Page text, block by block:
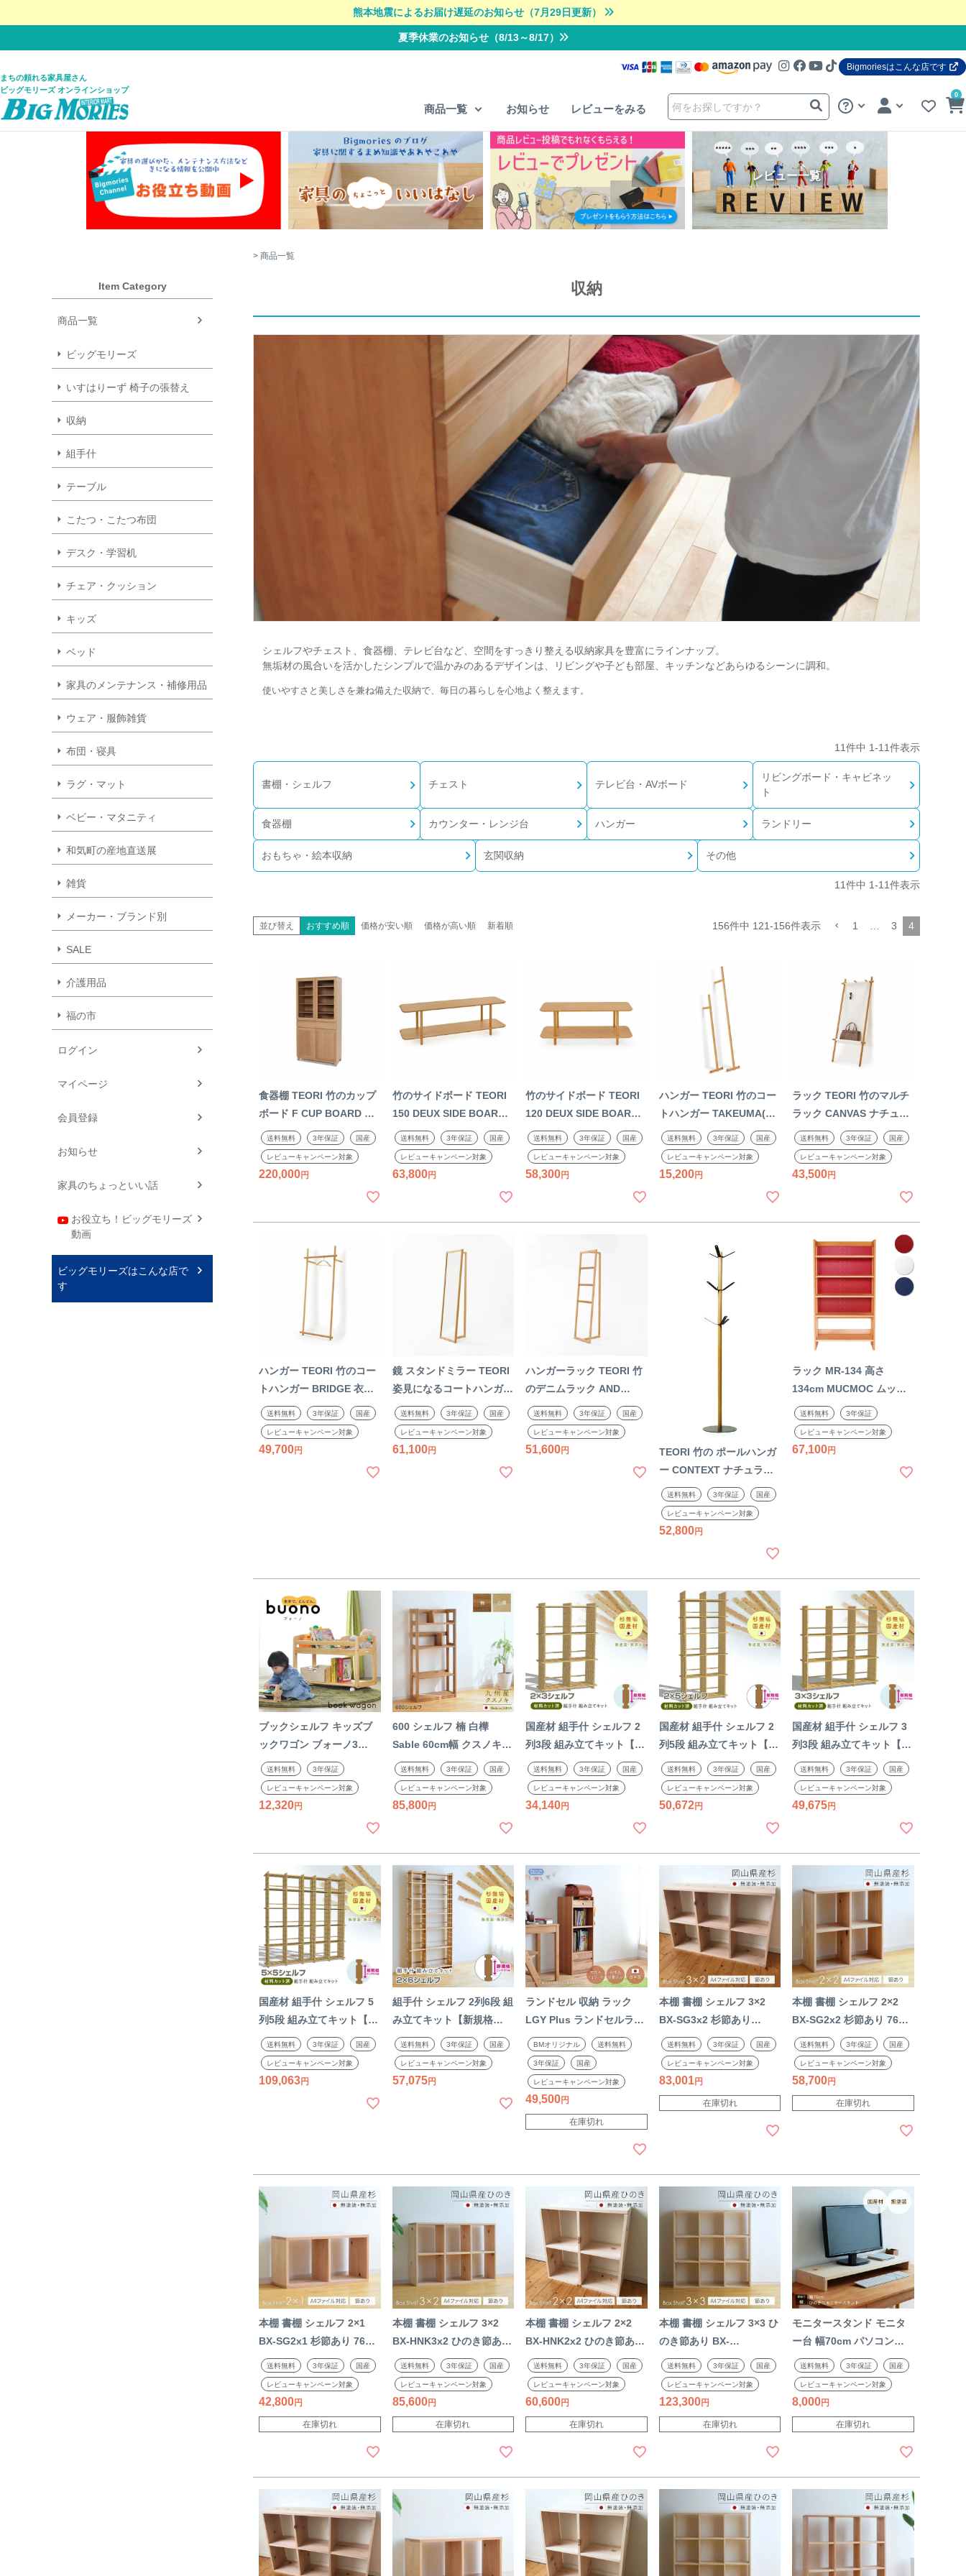
熊本地震によるお届け遅延のお知らせ（7月29日更新）
夏季休業のお知らせ（8/13～8/17）
Bigmoriesはこんな店です
まちの頼れる家具屋さん
ビッグモリーズ オンラインショップ
商品一覧 お知らせ レビューをみる
0
レビュー一覧
Item Category
商品一覧
ビッグモリーズ
いすはりーず 椅子の張替え
収納
組手什
テーブル
こたつ・こたつ布団
デスク・学習机
チェア・クッション
キッズ
ベッド
家具のメンテナンス・補修用品
ウェア・服飾雑貨
布団・寝具
ラグ・マット
ベビー・マタニティ
和気町の産地直送展
雑貨
メーカー・ブランド別
SALE
介護用品
福の市
ログイン
マイページ
会員登録
お知らせ
家具のちょっといい話
お役立ち！ビッグモリーズ
動画
ビッグモリーズはこんな店で
す
商品一覧
収納
シェルフやチェスト、食器棚、テレビ台など、空間をすっきり整える収納家具を豊富にラインナップ。
無垢材の風合いを活かしたシンプルで温かみのあるデザインは、リビングや子ども部屋、キッチンなどあらゆるシーンに調和。
使いやすさと美しさを兼ね備えた収納で、毎日の暮らしを心地よく整えます。
11件中 1-11件表示
書棚・シェルフ チェスト テレビ台・AVボード
リビングボード・キャビネッ
ト
食器棚 カウンター・レンジ台 ハンガー ランドリー
おもちゃ・絵本収納 玄関収納 その他
11件中 1-11件表示
並び替え おすすめ順 価格が安い順 価格が高い順 新着順 156件中 121-156件表示 1 3 4
食器棚 TEORI 竹のカップ
ボード F CUP BOARD ハ
イタイプ ダイニングボー
ド シンプル 天然木 木目
木製 ナチュラル テオリ 国
送料無料 3年保証 国産
レビューキャンペーン対象
220,000
竹のサイドボード TEORI
150 DEUX SIDE BOARD
シンプル 天然木 木目 木製
ナチュラル テオリ 国産 日
本製
送料無料 3年保証 国産
レビューキャンペーン対象
63,800
竹のサイドボード TEORI
120 DEUX SIDE BOARD
シンプル 天然木 木目 木製
ナチュラル テオリ 国産 日
本製
送料無料 3年保証 国産
レビューキャンペーン対象
58,300
ハンガー TEORI 竹のコー
トハンガー TAKEUMA(S)
ナチュラル オイル仕上げ
木製 竹製 天然木 国産 日
本製
送料無料 3年保証 国産
レビューキャンペーン対象
15,200
ラック TEORI 竹のマルチ
ラック CANVAS ナチュラ
ル オイル仕上げ 木製 竹製
天然木 国産 日本製
送料無料 3年保証 国産
レビューキャンペーン対象
43,500
ハンガー TEORI 竹のコー
トハンガー BRIDGE 衣文
かけ えもんかけ ナチュラ
ル オイル仕上げ 木製 竹製
天然木 国産 日本製
送料無料 3年保証 国産
レビューキャンペーン対象
49,700
鏡 スタンドミラー TEORI
姿見になるコートハンガー
AND MIRROR ナチュラル
オイル仕上げ 木製 竹製 天
然木 姿見 国産 日本製
送料無料 3年保証 国産
レビューキャンペーン対象
61,100
ハンガーラック TEORI 竹
のデニムラック AND
LADDER ナチュラル オイ
ル仕上げ 木製 竹製 天然木
デニム掛け コートハンガ
送料無料 3年保証 国産
レビューキャンペーン対象
51,600
TEORI 竹の ポールハンガ
ー CONTEXT ナチュラル
オイル仕上げ 木製 竹製 天
然木 コートハンガー エン
トランス国産 日本製
送料無料 3年保証 国産
レビューキャンペーン対象
52,800
ラック MR-134 高さ
134cm MUCMOC ムック
モックレッド ブルー ホワ
イト 書棚 本棚 ブックシェ
ルフ オープンラック 日本
送料無料 3年保証
レビューキャンペーン対象
67,100
ブックシェルフ キッズブ
ックワゴン ブォーノ3
yamatoya認定店 トイラッ
ク おもちゃ収納 本棚 絵本
ラック コンパクト 天然木
送料無料 3年保証
レビューキャンペーン対象
12,320
600 シェルフ 楠 白樺
Sable 60cm幅 クスノキ
天然木 幅60cm オイル仕
上げ 本棚 書棚 オープタイ
プ 木製 日本製 国産 国産
送料無料 3年保証 国産
レビューキャンペーン対象
85,800
国産材 組手什 シェルフ 2
列3段 組み立てキット【新
規格85mmピッチ】幅
90cm DIY 無垢材 杉 本棚
シェルフ ラック 収納 棚
み 日本製 親子で くでじゅ
う セット 2306SS
送料無料 3年保証 国産
レビューキャンペーン対象
34,140
国産材 組手什 シェルフ 2
列5段 組み立てキット【新
規格85mmピッチ】幅
90cm DIY 無垢材 杉 本棚
シェルフ ラック 収納 棚
み 親子で くでじゅう セッ
ト 2306SS
送料無料 3年保証 国産
レビューキャンペーン対象
50,672
国産材 組手什 シェルフ 3
列3段 組み立てキット【新
規格85mmピッチ】幅
130cm DIY 無垢材 杉 本棚
シェルフ ラック 収納 棚
夏休み 親子で くでじゅう
2306SS
送料無料 3年保証 国産
レビューキャンペーン対象
49,675
国産材 組手什 シェルフ 5
列5段 組み立てキット【新
規格85mmピッチ】幅
200cm DIY 無垢材 杉 本棚
シェルフ ラック 収納 棚
み 親子で くでじゅう セッ
送料無料 3年保証 国産
レビューキャンペーン対象
109,063
組手什 シェルフ 2列6段 組
み立てキット【新規格
85mmピッチ】幅100cm
DIY 無垢材 杉 本棚 ブック
シェルフ ラック 収納 棚
夏休み 日本製 親子で くで
送料無料 3年保証 国産
レビューキャンペーン対象
57,075
ランドセル 収納 ラック
LGY Plus ランドセルラッ
ク 完成品 スリム 天然木
木製 アルダー材 ランドセ
ル 棚 日本製 国産 北欧 無
垢 リビング 杉工場 シンプ
BMオリジナル 送料無料
3年保証 国産
レビューキャンペーン対象
49,500
在庫切れ
本棚 書棚 シェルフ 3×2
BX-SG3x2 杉節あり
113cm幅 【A4ファイル対
応】 ボックスシェルフ 無
垢材 無塗装 sny work's 完
ラル 天然木 木製 純国産材
日本製 シャイニーワーク
送料無料 3年保証 国産
レビューキャンペーン対象
83,001
在庫切れ
本棚 書棚 シェルフ 2×2
BX-SG2x2 杉節あり 76cm
幅 【A4ファイル対応】 ボ
ックスシェルフ 無垢材 無
塗装 sny work's 完成品 ス
然木 木製 純国産材 日本製
シャイニーワークス【受
送料無料 3年保証 国産
レビューキャンペーン対象
58,700
在庫切れ
本棚 書棚 シェルフ 2×1
BX-SG2x1 杉節あり 76cm
幅 【A4ファイル対応】 ボ
ックスシェルフ 無垢材 無
塗装 sny work's 完成品 ス
然木 木製 純国産材 日本製
シャイニーワークス【受
送料無料 3年保証 国産
レビューキャンペーン対象
42,800
在庫切れ
本棚 書棚 シェルフ 3×2
BX-HNK3x2 ひのき節あり
【A4ファイル対応】
113cm幅 ボックスシェル
フ sny work's 完成品 天然
シャイニーワークス【受
送料無料 3年保証 国産
レビューキャンペーン対象
85,600
在庫切れ
本棚 書棚 シェルフ 2×2
BX-HNK2x2 ひのき節あり
【A4ファイル対応】
76cm幅 ボックスシェルフ
sny work's 完成品 天然素
ャイニーワークス【受注】
送料無料 3年保証 国産
レビューキャンペーン対象
60,600
在庫切れ
本棚 書棚 シェルフ 3×3 ひ
のき節あり BX-
HNK3x3【A4ファイル対
応】 113cm幅 ボックスシ
ェルフ sny work's 完成品
色 無垢材 オープンシェル
送料無料 3年保証 国産
レビューキャンペーン対象
123,300
在庫切れ
モニタースタンド モニタ
ー台 幅70cm パソコン台
sny work's 机上台 モニタ
ー台 卓上 木製 ひのき 無
垢材 無塗装 天然素材 ナチ
【受注】 2506SS
送料無料 3年保証 国産
レビューキャンペーン対象
8,000
在庫切れ